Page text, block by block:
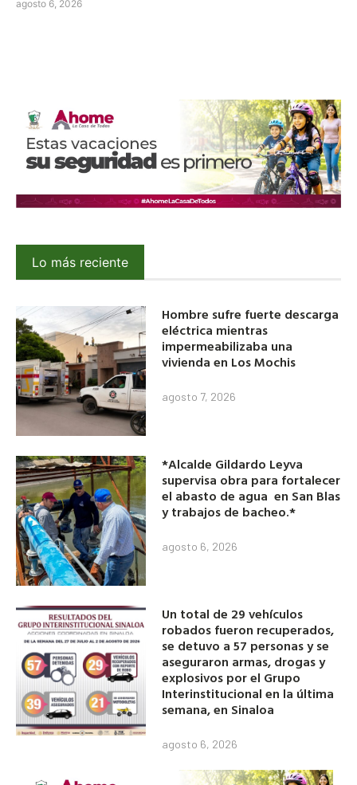
agosto 6, 2026
Lo más reciente
Hombre sufre fuerte descarga
eléctrica mientras
impermeabilizaba una
vivienda en Los Mochis
agosto 7, 2026
*Alcalde Gildardo Leyva
supervisa obra para fortalecer
el abasto de agua en San Blas
y trabajos de bacheo.*
agosto 6, 2026
Un total de 29 vehículos
robados fueron recuperados,
se detuvo a 57 personas y se
aseguraron armas, drogas y
explosivos por el Grupo
Interinstitucional en la última
semana, en Sinaloa
agosto 6, 2026